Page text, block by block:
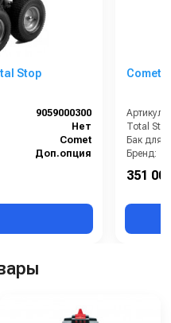
Stop
9059000300
Нет
Comet
Доп.опция
Comet
Артикул:
Total
Бак для
Бренд:
Длина
351